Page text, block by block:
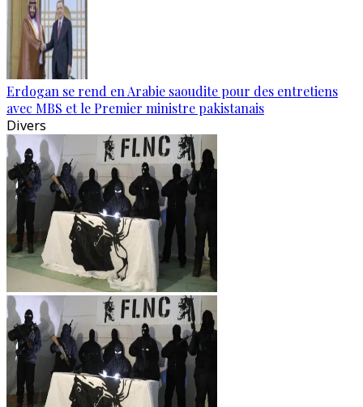
Erdogan se rend en Arabie saoudite pour des entretiens
avec MBS et le Premier ministre pakistanais
Divers